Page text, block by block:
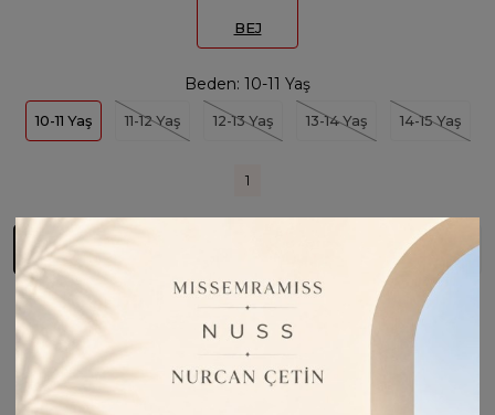
BEJ
Beden: 10-11 Yaş
10-11 Yaş 11-12 Yaş 12-13 Yaş 13-14 Yaş 14-15 Yaş
1
Fiyatı Düşünce Haber Ver
Barkod:
LOC74205
Değişim Kabul Edilir